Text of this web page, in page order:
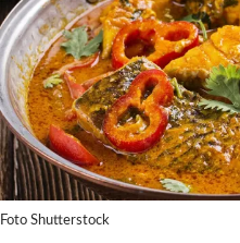
Foto Shutterstock